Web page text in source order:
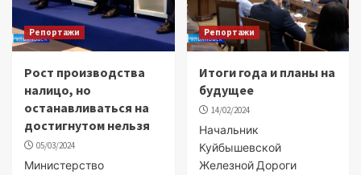
Репортажи
Рост производства
налицо, но
останавливаться на
достигнутом нельзя
05/03/2024
Министерство
Репортажи
Итоги года и планы на
будущее
14/02/2024
Начальник
Куйбышевской
Железной Дороги